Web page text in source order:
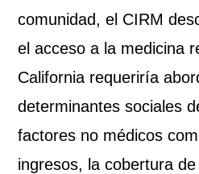
comunidad, el CIRM
el acceso a la medicina
California requeriría
determinantes sociales
factores no médicos
ingresos, la cobertura